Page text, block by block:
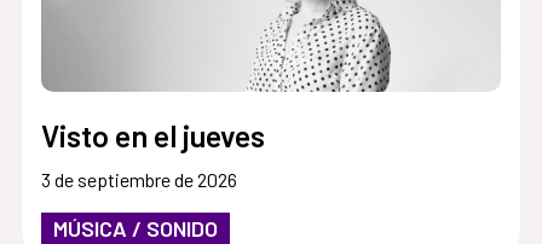
Visto en el jueves
3 de septiembre de 2026
MÚSICA / SONIDO